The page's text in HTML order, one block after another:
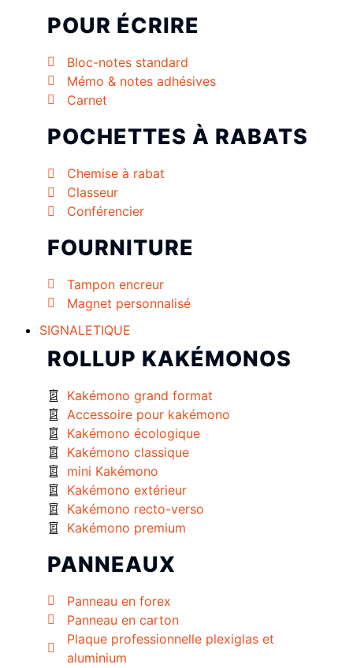
POUR ÉCRIRE
Bloc-notes standard
Mémo & notes adhésives
Carnet
POCHETTES À RABATS
Chemise à rabat
Classeur
Conférencier
FOURNITURE
Tampon encreur
Magnet personnalisé
SIGNALETIQUE
ROLLUP KAKÉMONOS
Kakémono grand format
Accessoire pour kakémono
Kakémono écologique
Kakémono classique
mini Kakémono
Kakémono extérieur
Kakémono recto-verso
Kakémono premium
PANNEAUX
Panneau en forex
Panneau en carton
Plaque professionnelle plexiglas et
aluminium